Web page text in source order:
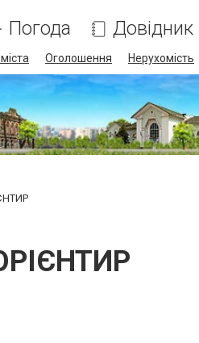
Погода Довідник
Оголошення Нерухомість